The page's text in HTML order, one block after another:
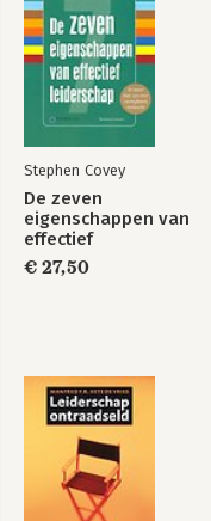
Stephen Covey
De zeven
eigenschappen van
effectief
leiderschap
€ 27,50